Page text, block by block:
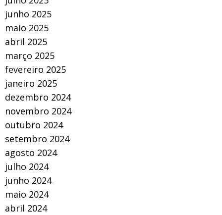
junho 2025
maio 2025
abril 2025
março 2025
fevereiro 2025
janeiro 2025
dezembro 2024
novembro 2024
outubro 2024
setembro 2024
agosto 2024
julho 2024
junho 2024
maio 2024
abril 2024